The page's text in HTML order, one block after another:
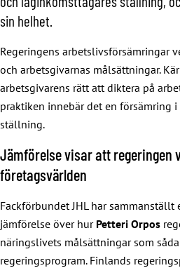
sin helhet.
Regeringens arbetslivsförsämringar
och arbetsgivarnas målsättningar.
arbetsgivarens rätt att diktera på
praktiken innebär det en försämring i
ställning.
Jämförelse visar att regeringen
företagsvärlden
Fackförbundet JHL har sammanställt
jämförelse över hur Petteri Orpos
näringslivets målsättningar som
regeringsprogram. Finlands